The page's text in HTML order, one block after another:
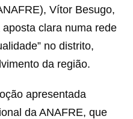
Vítor Besugo,
clara numa rede
no distrito,
da região.
apresentada
da ANAFRE, que